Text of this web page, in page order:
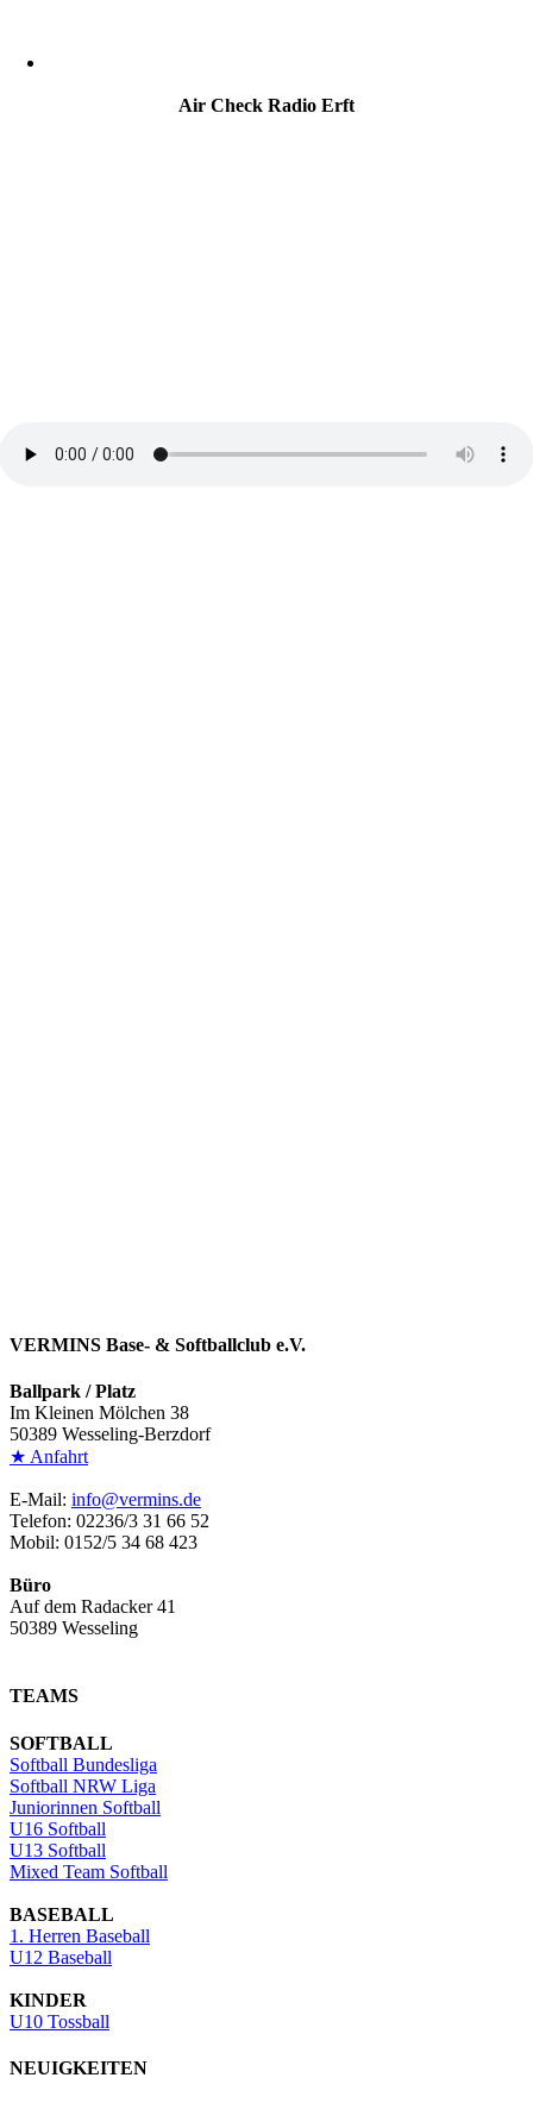
Air Check Radio Erft
VERMINS Base- & Softballclub e.V.
Ballpark / Platz
Im Kleinen Mölchen 38
50389 Wesseling-Berzdorf
★ Anfahrt
E-Mail: info@vermins.de
Telefon: 02236/3 31 66 52
Mobil: 0152/5 34 68 423
Büro
Auf dem Radacker 41
50389 Wesseling
TEAMS
SOFTBALL
Softball Bundesliga
Softball NRW Liga
Juniorinnen Softball
U16 Softball
U13 Softball
Mixed Team Softball
BASEBALL
1. Herren Baseball
U12 Baseball
KINDER
U10 Tossball
NEUIGKEITEN